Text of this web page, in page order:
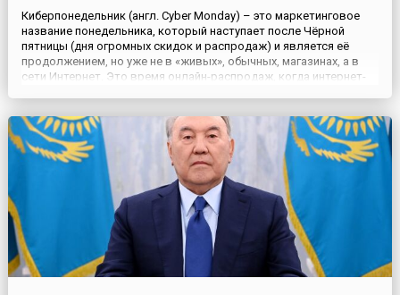
Киберпонедельник (англ. Cyber Monday) – это маркетинговое
название понедельника, который наступает после Чёрной
пятницы (дня огромных скидок и распродаж) и является её
продолжением, но уже не в «живых», обычных, магазинах, а в
сети Интернет. Это время онлайн-распродаж, когда интернет-